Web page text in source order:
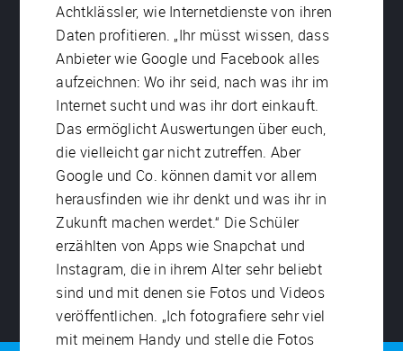
Achtklässler, wie Internetdienste von ihren
Daten profitieren. „Ihr müsst wissen, dass
Anbieter wie Google und Facebook alles
aufzeichnen: Wo ihr seid, nach was ihr im
Internet sucht und was ihr dort einkauft.
Das ermöglicht Auswertungen über euch,
die vielleicht gar nicht zutreffen. Aber
Google und Co. können damit vor allem
herausfinden wie ihr denkt und was ihr in
Zukunft machen werdet.“ Die Schüler
erzählten von Apps wie Snapchat und
Instagram, die in ihrem Alter sehr beliebt
sind und mit denen sie Fotos und Videos
veröffentlichen. „Ich fotografiere sehr viel
mit meinem Handy und stelle die Fotos